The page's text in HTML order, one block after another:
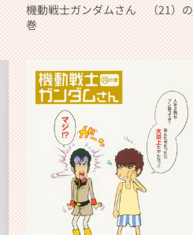
機動戦士ガンダムさん （21）の
巻